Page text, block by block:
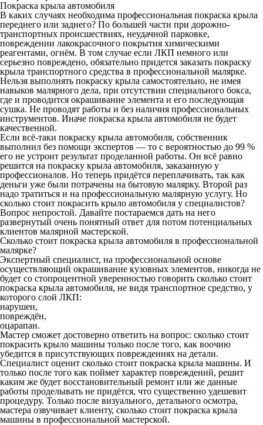
Покраска крыла автомобиля
В каких случаях необходима профессиональная покраска крыла
переднего или заднего? По большей части при дорожно-
транспортных происшествиях, неудачной парковке,
повреждении лакокрасочного покрытия химическими
реагентами, огнём. В том случае если ЛКП немного или
серьезно повреждено, обязательно придется заказать покраску
крыла транспортного средства в профессиональной малярке.
Нельзя выполнять покраску крыла самостоятельно, не имея
навыков малярного дела, при отсутствии специального бокса,
где и проводится окрашивание элемента и его последующая
сушка. Не проводят работы и без наличия профессиональных
инструментов. Иначе покраска крыла автомобиля не будет
качественной.
Если всё-таки покраску крыла автомобиля, собственник
выполнил без помощи экспертов — то с вероятностью до 99 %
его не устроит результат проделанной работы. Он всё равно
решится на покраску крыла автомобиля, заказанную у
профессионалов. Но теперь придётся переплачивать, так как
деньги уже были потрачены на бытовую малярку. Второй раз
надо тратиться и на профессиональную малярную услугу. Но
сколько стоит покрасить крыло автомобиля у специалистов?
Вопрос непростой. Давайте постараемся дать на него
развернутый очень понятный ответ для потом потенциальных
клиентов малярной мастерской.
Сколько стоит покраска крыла автомобиля в профессиональной
малярке?
Экспертный специалист, на профессиональной основе
осуществляющий окрашивание кузовных элементов, никогда не
будет со стопроцентной уверенностью говорить сколько стоит
покраска крыла автомобиля, не видя транспортное средство, у
которого слой ЛКП:
нарушен,
повреждён,
оцарапан.
Мастер сможет достоверно ответить на вопрос: сколько стоит
покрасить крыло машины только после того, как воочию
убедится в присутствующих повреждениях на детали.
Специалист оценит сколько стоит покраска крыла машины. И
только после того как поймет характер повреждений, решит
каким же будет восстановительный ремонт или же данные
работы проделывать не придётся, что существенно удешевит
процедуру. Только после визуального, детального осмотра,
мастера озвучивает клиенту, сколько стоит покраска крыла
машины в профессиональной мастерской.